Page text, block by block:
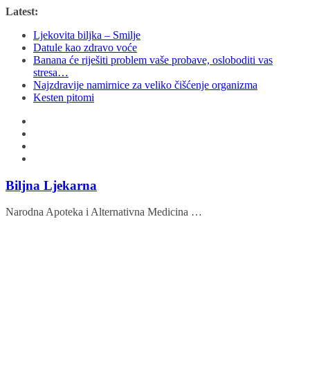
Skip
content
Latest:
Ljekovita biljka – Smilje
Datule kao zdravo voće
Banana će riješiti problem vaše probave, osloboditi vas
stresa…
Najzdravije namirnice za veliko čišćenje organizma
Kesten pitomi
Biljna Ljekarna
Narodna Apoteka i Alternativna Medicina …